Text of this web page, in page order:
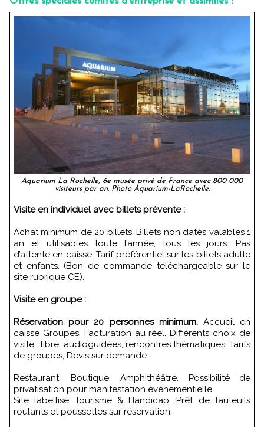
Aquarium La Rochelle, 6e musée privé de France avec 800 000
visiteurs par an. Photo Aquarium-LaRochelle.
Visite en individuel avec billets prévente :
Achat minimum de 20 billets. Billets non datés valables 1
an et utilisables toute l’année, tous les jours. Pas
d’attente en caisse. Tarif préférentiel sur les billets adulte
et enfants. (Bon de commande téléchargeable sur le
site rubrique CE).
Visite en groupe :
Réservation pour 20 personnes minimum.Accueil en
caisse Groupes. Facturation au réel. Différents choix de
visite : libre, audioguidées, rencontres thématiques. Tarifs
de groupes, Devis sur demande.
Restaurant. Boutique. Amphithéâtre. Possibilité de
privatisation pour manifestation événementielle.
Site labellisé Tourisme & Handicap. Prêt de fauteuils
roulants et poussettes sur réservation.